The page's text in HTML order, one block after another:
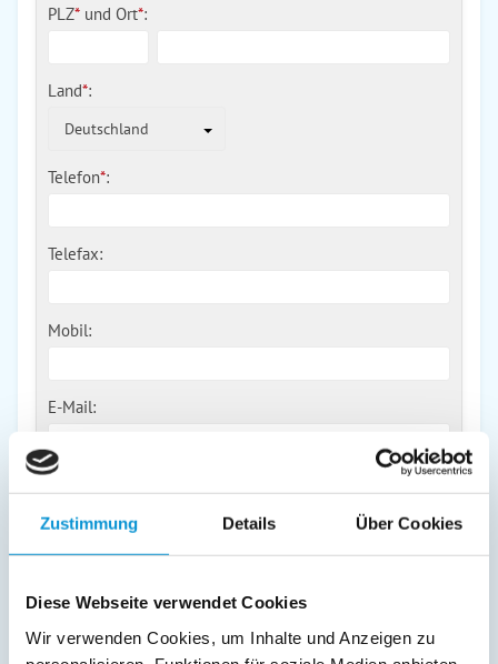
Zustimmung Details Über Cookies
Diese Webseite verwendet Cookies
Wir verwenden Cookies, um Inhalte und Anzeigen zu
PLZ* und Ort*:
Land*:
Deutschland
Telefon*:
Telefax:
Mobil:
E-Mail: